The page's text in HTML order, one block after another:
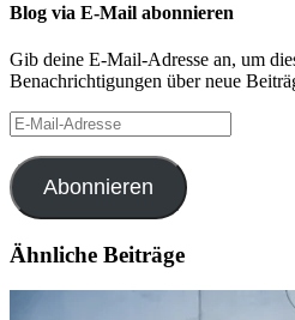
Blog via E-Mail abonnieren
Gib deine E-Mail-Adresse an, um
Benachrichtigungen über neue
E-
Mail-
Adresse
Abonnieren
Ähnliche Beiträge